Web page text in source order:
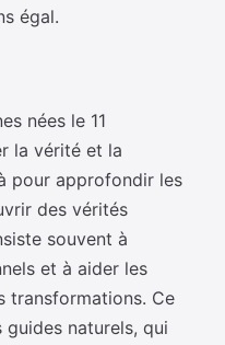
égal.
nées le 11
la vérité et la
pour approfondir les
des vérités
souvent à
et à aider les
transformations. Ce
naturels, qui